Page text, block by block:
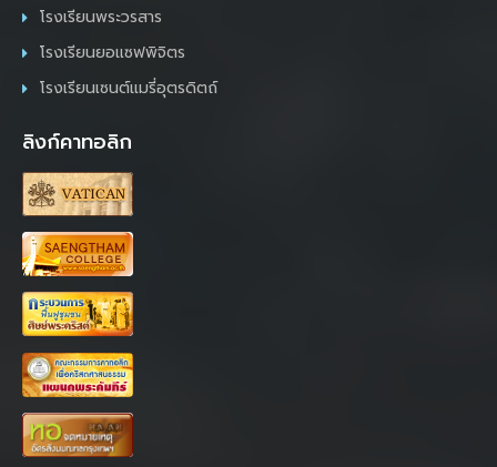
โรงเรียนพระวรสาร
โรงเรียนยอแซฟพิจิตร
โรงเรียนเซนต์แมรี่อุตรดิตถ์
ลิงก์คาทอลิก